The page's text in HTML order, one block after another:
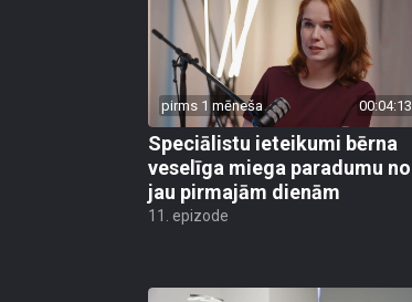
pirms 1 mēneša 00:04:13
Speciālistu ieteikumi bērna
veselīga miega paradumu no
jau pirmajām dienām
11. epizode